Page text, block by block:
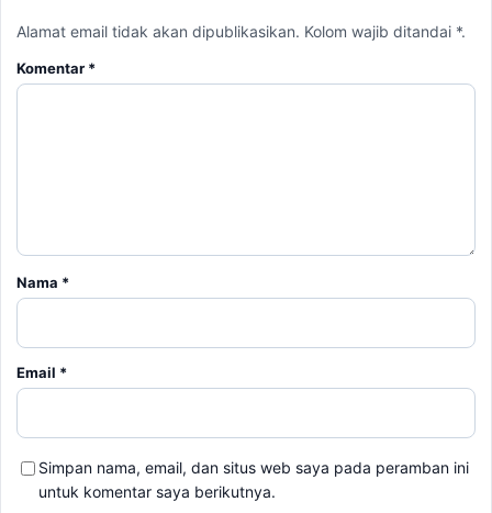
Alamat email tidak akan dipublikasikan. Kolom wajib ditandai *.
Komentar *
Nama *
Email *
Simpan nama, email, dan situs web saya pada peramban ini
untuk komentar saya berikutnya.